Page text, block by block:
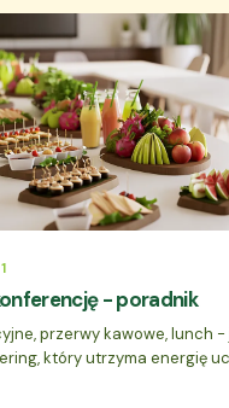
- poradnik
przerwy kawowe, lunch -
który utrzyma energię